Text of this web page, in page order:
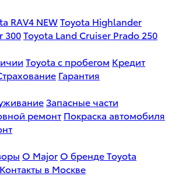
RAV4 NEWToyota Highlander
300Toyota Land Cruiser Prado 250
Toyota с пробегом Кредит
Гарантия
Запасные части
ремонт Покраска автомобиля
О Major О бренде Toyota
Контакты в Москве